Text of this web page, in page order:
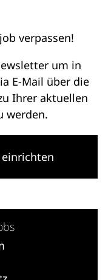
verpassen!
um in
E-Mail über die
Ihrer aktuellen
werden.